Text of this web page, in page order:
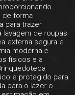
de forma
para trazer
de roupas
externa segura e
moderna e
físicos e a
e protegido para
para o lazer o